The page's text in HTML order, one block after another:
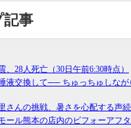
記事